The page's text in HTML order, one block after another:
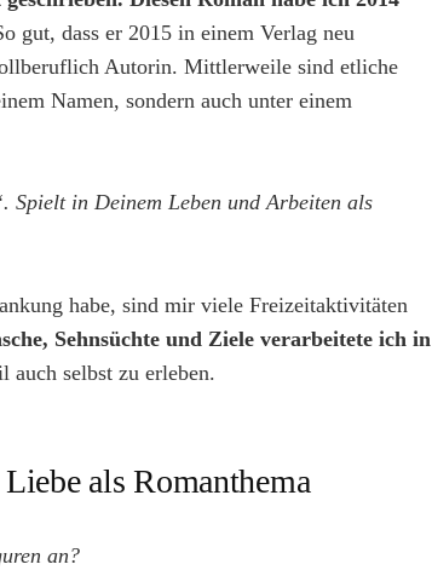
gut, dass er 2015 in einem Verlag neu
Autorin. Mittlerweile sind etliche
Namen, sondern auch unter einem
Spielt in Deinem Leben und Arbeiten als
habe, sind mir viele Freizeitaktivitäten
Sehnsüchte und Ziele verarbeitete ich in
auch selbst zu erleben.
als Romanthema
an?